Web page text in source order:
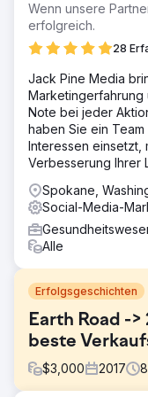
Wenn unsere
erfolgreich.
28
Jack Pine Media
Marketingerfahrung
Note bei jeder
haben Sie ein
Interessen einsetzt,
Verbesserung Ihrer
Spokane,
Social-Media-
Alle
Erfolgsgeschichten
Earth Road -
beste
$3,000 2017